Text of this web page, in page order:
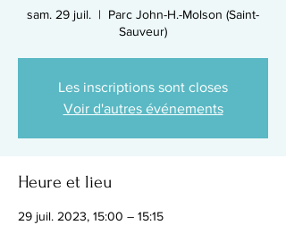
sam. 29 juil.
  |
Parc John-H.-Molson (Saint-
Sauveur)
Les inscriptions sont closes
Voir d'autres événements
Heure et lieu
29 juil. 2023, 15:00 – 15:15